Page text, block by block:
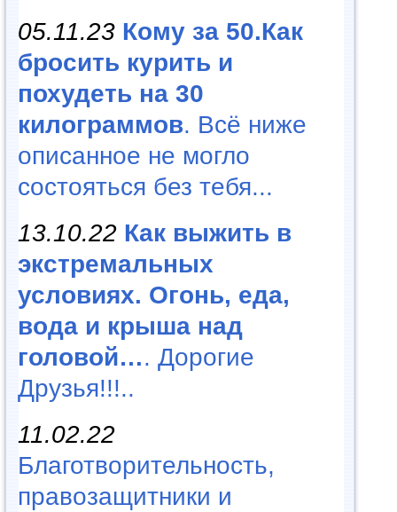
05.11.23 Кому за 50.Как
бросить курить и
похудеть на 30
килограммов. Всё ниже
описанное не могло
состояться без тебя...
13.10.22 Как выжить в
экстремальных
условиях. Огонь, еда,
вода и крыша над
головой…. Дорогие
Друзья!!!..
11.02.22
Благотворительность,
правозащитники и